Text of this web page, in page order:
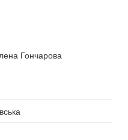
Гончарова